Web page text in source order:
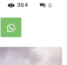
364 0